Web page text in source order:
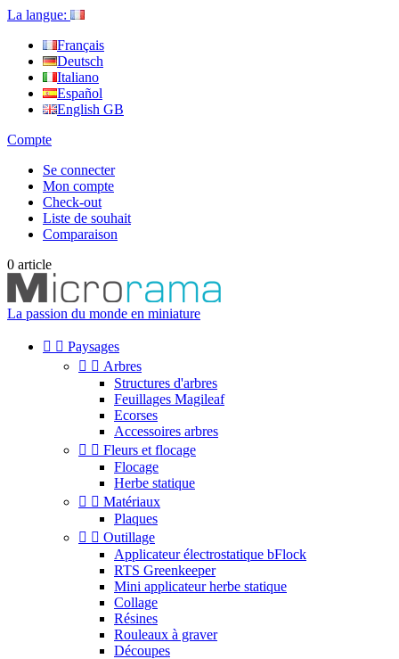
La langue:
Français
Deutsch
Italiano
Español
English GB
Compte
Se connecter
Mon compte
Check-out
Liste de souhait
Comparaison
0 article
La passion du monde en miniature
  Paysages
  Arbres
Structures d'arbres
Feuillages Magileaf
Ecorses
Accessoires arbres
  Fleurs et flocage
Flocage
Herbe statique
  Matériaux
Plaques
  Outillage
Applicateur électrostatique bFlock
RTS Greenkeeper
Mini applicateur herbe statique
Collage
Résines
Rouleaux à graver
Découpes